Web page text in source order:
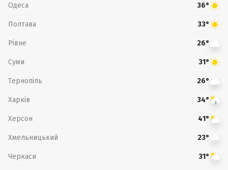
Одеса 36°
Полтава 33°
Рівне 26°
Суми 31°
Тернопіль 26°
Харків 34°
Херсон 41°
Хмельницький 23°
Черкаси 31°